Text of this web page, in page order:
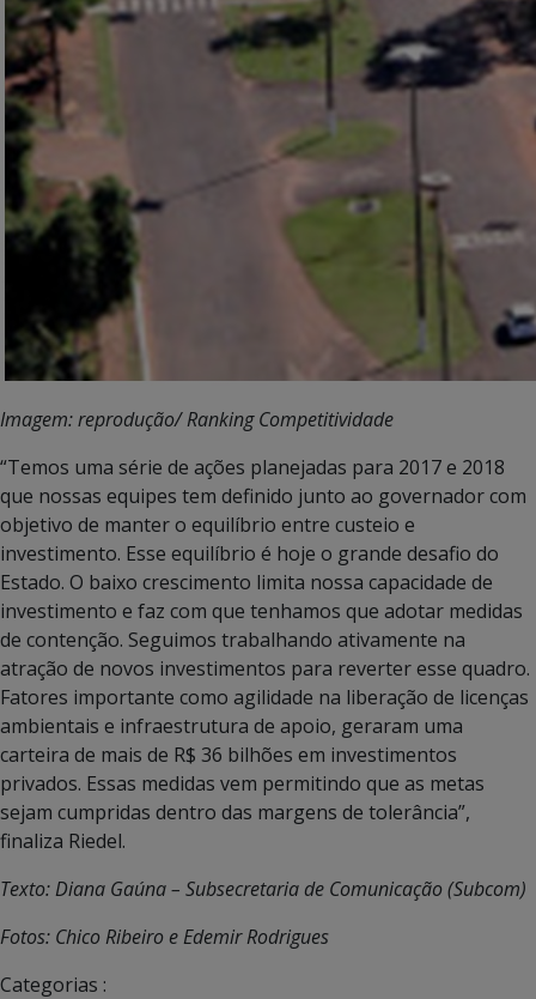
Imagem: reprodução/ Ranking Competitividade
“Temos uma série de ações planejadas para 2017 e 2018
que nossas equipes tem definido junto ao governador com
objetivo de manter o equilíbrio entre custeio e
investimento. Esse equilíbrio é hoje o grande desafio do
Estado. O baixo crescimento limita nossa capacidade de
investimento e faz com que tenhamos que adotar medidas
de contenção. Seguimos trabalhando ativamente na
atração de novos investimentos para reverter esse quadro.
Fatores importante como agilidade na liberação de licenças
ambientais e infraestrutura de apoio, geraram uma
carteira de mais de R$ 36 bilhões em investimentos
privados. Essas medidas vem permitindo que as metas
sejam cumpridas dentro das margens de tolerância”,
finaliza Riedel.
Texto: Diana Gaúna – Subsecretaria de Comunicação (Subcom)
Fotos: Chico Ribeiro e Edemir Rodrigues
Categorias :